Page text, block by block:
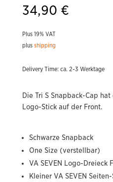
34,90 €
Plus 19% VAT
plus shipping
Delivery Time: ca. 2-3 Werktage
Die Tri S Snapback-Cap
Logo-Stick auf der Front.
Schwarze Snapback
One Size (verstellbar)
VA SEVEN Logo-Dreieck
Kleiner VA SEVEN